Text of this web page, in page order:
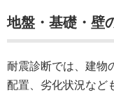
地盤・基礎・壁
耐震診断では、建物
配置、劣化状況など